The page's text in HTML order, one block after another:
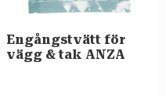
Engångstvätt för
vägg & tak ANZA